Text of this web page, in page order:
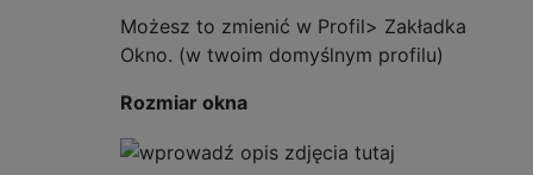
Możesz to zmienić w Profil> Zakładka
Okno. (w twoim domyślnym profilu)
Rozmiar okna